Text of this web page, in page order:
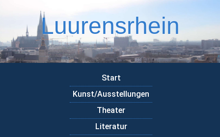
Luurensrhein
Start
Kunst/Ausstellungen
Theater
Literatur